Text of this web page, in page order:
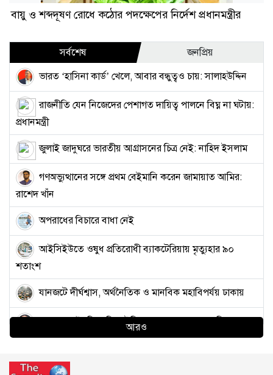
বায়ু ও শব্দদূষণ রোধে কঠোর পদক্ষেপের নির্দেশ প্রধানমন্ত্রীর
সর্বশেষ
জনপ্রিয়
ভারত ‘হাসিনা কার্ড’ খেলে, আবার বন্ধুত্বও চায়: সালাহউদ্দিন
রাজনীতি যেন নিজেদের পেশাগত দায়িত্ব পালনে বিঘ্ন না ঘটায়:
প্রধানমন্ত্রী
জুলাই জাদুঘরে ভারতীয় আগ্রাসনের চিত্র নেই: নাহিদ ইসলাম
গণঅভ্যুত্থানের সঙ্গে প্রথম বেইমানি করেন জামায়াত আমির:
রাশেদ খাঁন
অপরাধের বিচারে বাধা নেই
আইসিইউতে ওষুধ প্রতিরোধী ব্যাকটেরিয়ায় মৃত্যুহার ৯০
শতাংশ
যানজটে দীর্ঘশ্বাস, অর্থনৈতিক ও মানবিক মহাবিপর্যয় ঢাকায়
ভারপ্রাপ্ত রাষ্ট্রপতি হাফিজ উদ্দিন আহমদ, প্রজ্ঞাপন জারি
সাহাবুদ্দিন
আরও